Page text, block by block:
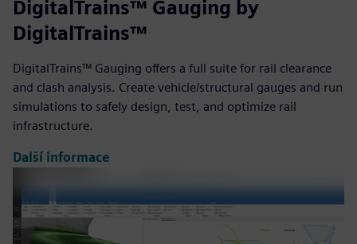
DigitalTrains™ Gauging by
DigitalTrains™
DigitalTrains™ Gauging offers a full suite for rail clearance
and clash analysis. Create vehicle/structural gauges and run
simulations to safely design, test, and optimize rail
infrastructure.
Další informace